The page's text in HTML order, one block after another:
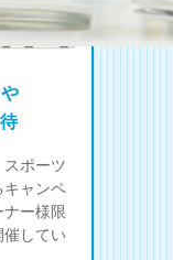
や
ポーツ
キャンペ
ー様限
してい